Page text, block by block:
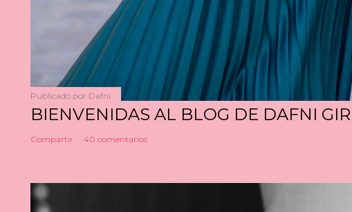
Publicado por Dafni
BIENVENIDAS AL BLOG DE DAFNI
Compartir 40 comentarios